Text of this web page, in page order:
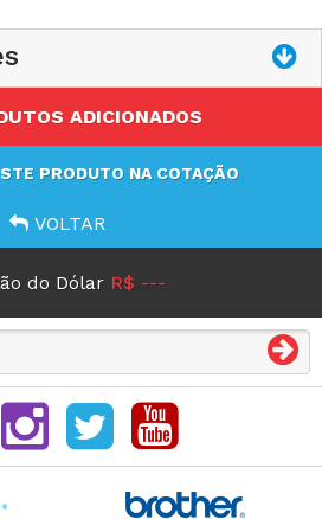
ondulada em Liga de aço (3A),
de Aço rápido (5A)
ADICIONADOS
PRODUTO NA COTAÇÃO
VOLTAR
do Dólar R$ ---